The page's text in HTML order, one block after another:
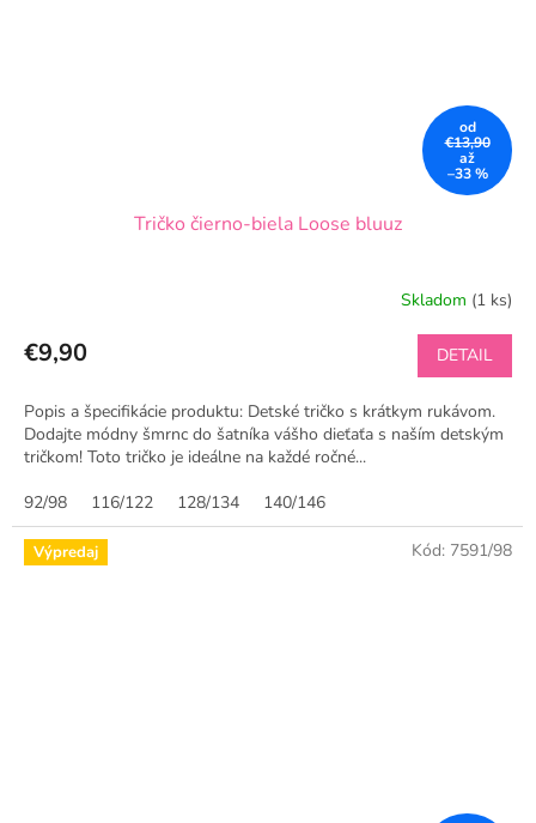
od
€13,90
až
–33 %
Tričko čierno-biela Loose bluuz
Skladom (1 ks)
€9,90 DETAIL
Popis a špecifikácie produktu: Detské tričko s krátkym rukávom.
Dodajte módny šmrnc do šatníka vášho dieťaťa s naším detským
tričkom! Toto tričko je ideálne na každé ročné...
92/98
116/122 128/134 140/146
Výpredaj Kód: 7591/98